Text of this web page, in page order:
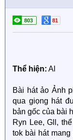
803 81
Thể hiện: Al
Bài hát ảo Ảnh
qua giọng hát
bản gốc của bài
Ryn Lee, Gll,
tok bài hát